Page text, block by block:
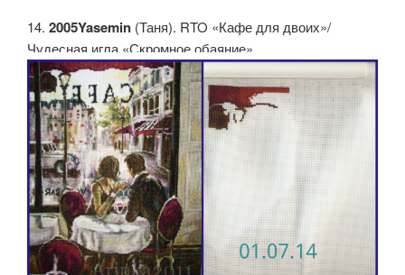
14. 2005Yasemin (Таня). RTO «Кафе для двоих»/
Чудесная игла «Скромное обаяние»